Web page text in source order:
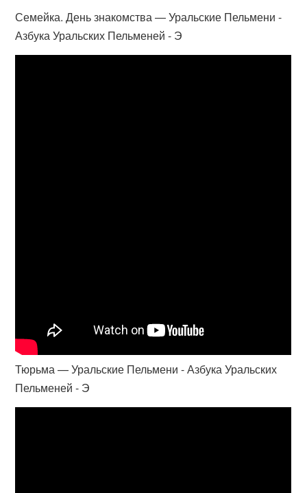
Семейка. День знакомства — Уральские Пельмени -
Азбука Уральских Пельменей - Э
Тюрьма — Уральские Пельмени - Азбука Уральских
Пельменей - Э